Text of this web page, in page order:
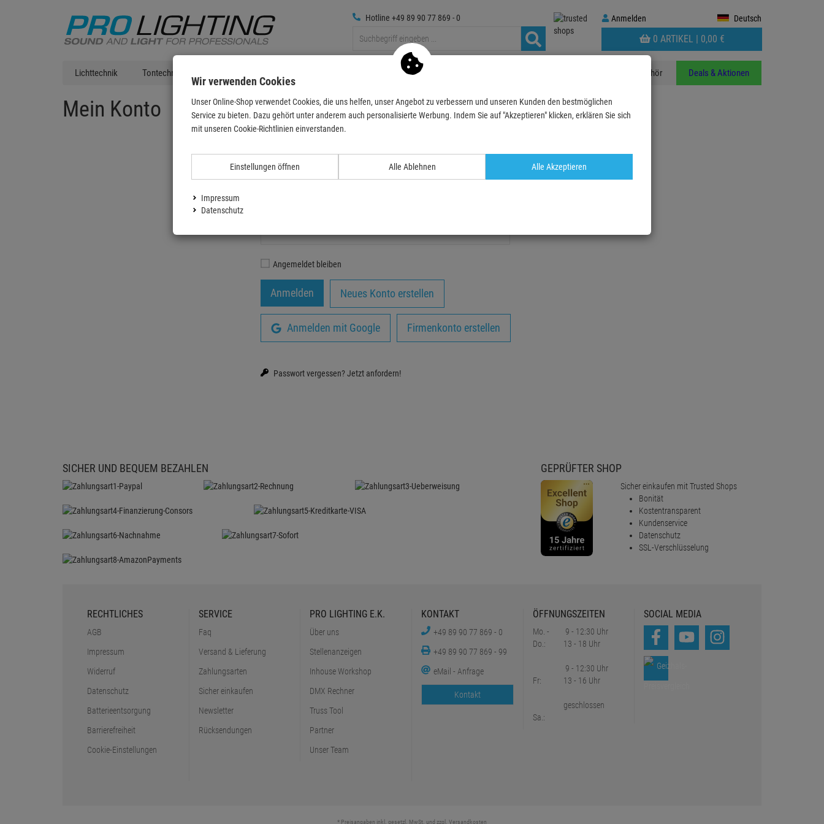
Anmelden
Anmelden Deutsch
WARENKORB
AUFKLAPPEN
0 ARTIKEL | 0,00 €
Hotline +49 89 90 77 869 - 0
Lichttechnik Tontechnik Medientechnik Zubehör Deals & Aktionen
Mein Konto
Anmeldung
Ihre E-Mail
Angemeldet bleiben
Neues Konto erstellen
Firmenkonto erstellen
Anmelden mit Google
Passwort vergessen?Jetzt anfordern!
SICHER UND BEQUEM BEZAHLEN GEPRÜFTER SHOP
Sicher einkaufen mit Trusted Shops
Bonität
Kostentransparent
Kundenservice
Datenschutz
SSL-Verschlüsselung
RECHTLICHES
AGB
Impressum
Widerruf
Datenschutz
Batterieentsorgung
Barrierefreiheit
Cookie-Einstellungen
SERVICE
Faq
Versand & Lieferung
Zahlungsarten
Sicher einkaufen
Newsletter
Rücksendungen
PRO LIGHTING E.K.
Über uns
Stellenanzeigen
Inhouse Workshop
DMX Rechner
Truss Tool
Partner
Unser Team
KONTAKT
+49 89 90 77 869 - 0
+49 89 90 77 869 - 99
eMail - Anfrage
Kontakt
ÖFFNUNGSZEITEN
Mo. -
Do.:
Fr:
Sa.:
9 - 12:30 Uhr
13 - 18 Uhr
9 - 12:30 Uhr
13 - 16 Uhr
geschlossen
SOCIAL MEDIA
* Preisangaben inkl. gesetzl. MwSt. und zzgl. Versandkosten
Wir verwenden Cookies
Unser Online-Shop verwendet Cookies, die uns helfen, unser Angebot zu verbessern und unseren Kunden den bestmöglichen
Service zu bieten. Dazu gehört unter anderem auch personalisierte Werbung. Indem Sie auf "Akzeptieren" klicken, erklären Sie sich
mit unseren Cookie-Richtlinien einverstanden.
Einstellungen öffnen Alle Ablehnen Alle Akzeptieren
Impressum
Datenschutz